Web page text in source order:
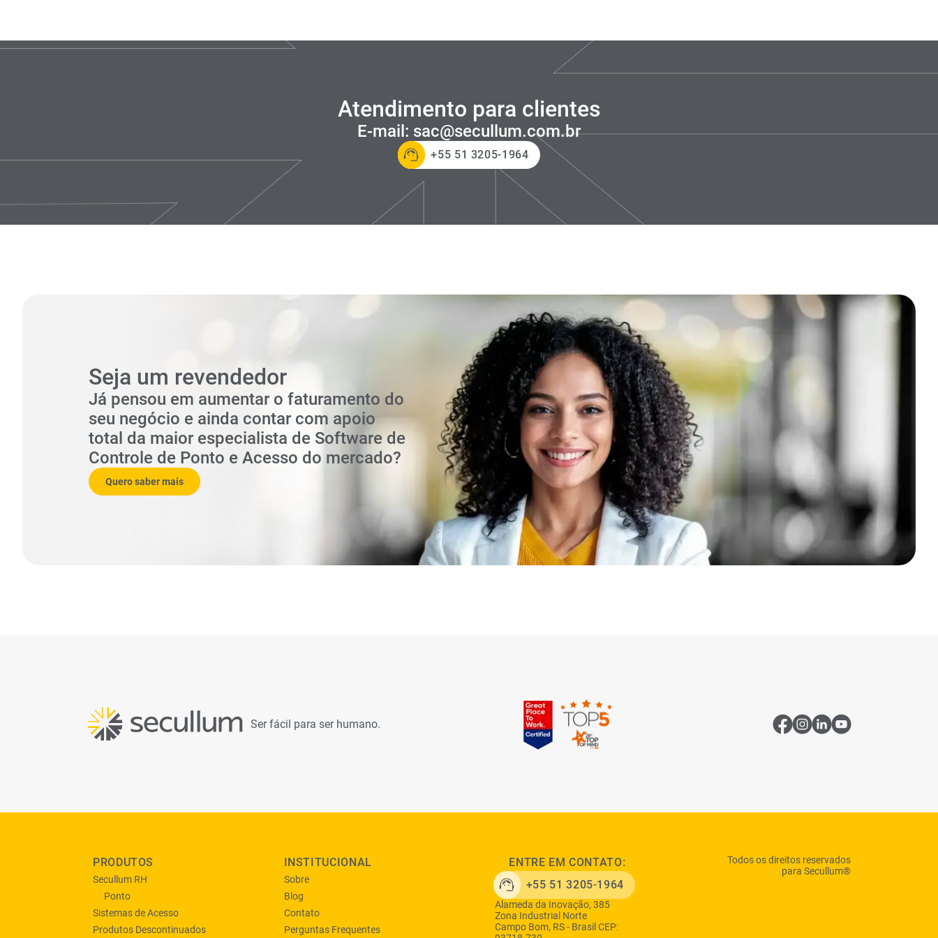
Atendimento para clientes
E-mail : sac@secullum.com.br
+55 51 3205-1964
Seja um revendedor
Já pensou em aumentar o faturamento do
seu negócio e ainda contar com apoio
total da maior especialista de Software de
Controle de Ponto e Acesso do mercado?
Quero saber mais
Ser fácil para ser humano.
PRODUTOS
Secullum RH
Ponto
Sistemas de Acesso
Produtos Descontinuados
INSTITUCIONAL
Sobre
Blog
Contato
Perguntas Frequentes
ENTRE EM CONTATO:
+55 51 3205-1964
Alameda da Inovação, 385
Zona Industrial Norte
Campo Bom, RS - Brasil CEP:
Todos os direitos reservados
para Secullum®